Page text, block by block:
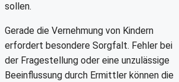
sollen.
Gerade die Vernehmung von Kindern
erfordert besondere Sorgfalt. Fehler bei
der Fragestellung oder eine unzulässige
Beeinflussung durch Ermittler können die